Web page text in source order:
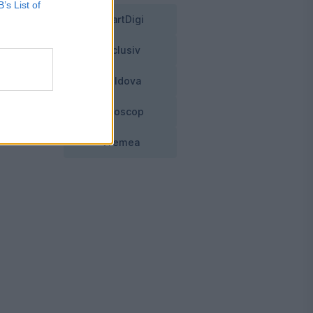
List of
SmartDigi
Exclusiv
Moldova
Horoscop
Vremea